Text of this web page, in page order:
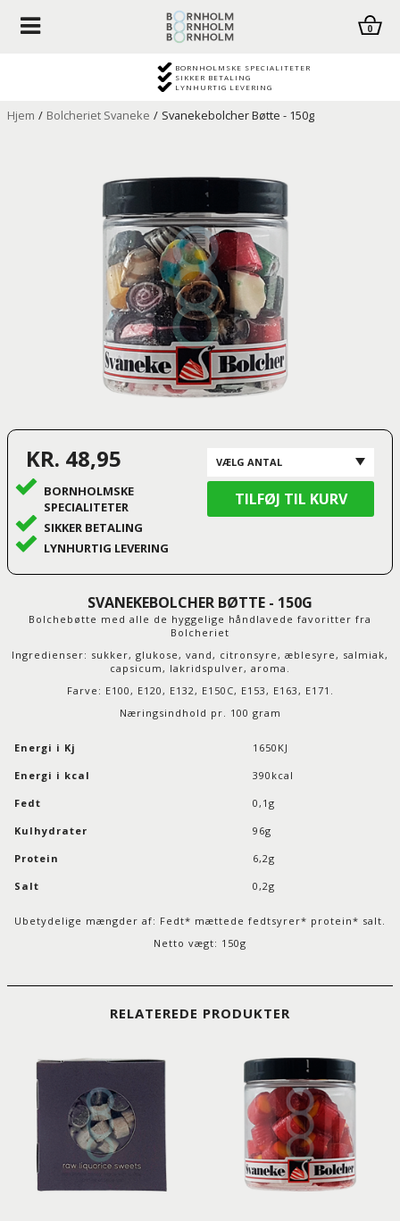
0
BORNHOLMSKE SPECIALITETER
SIKKER BETALING
LYNHURTIG LEVERING
Hjem / Bolcheriet Svaneke / Svanekebolcher Bøtte - 150g
KR. 48,95
BORNHOLMSKE
SPECIALITETER
SIKKER BETALING
LYNHURTIG LEVERING
SVANEKEBOLCHER BØTTE - 150G
Bolchebøtte med alle de hyggelige håndlavede favoritter fra
Bolcheriet
Ingredienser: sukker, glukose, vand, citronsyre, æblesyre, salmiak,
capsicum, lakridspulver, aroma.
Farve: E100, E120, E132, E150C, E153, E163, E171.
Næringsindhold pr. 100 gram
Energi i Kj 1650KJ
Energi i kcal 390kcal
Fedt 0,1g
Kulhydrater 96g
Protein 6,2g
Salt 0,2g
Ubetydelige mængder af: Fedt* mættede fedtsyrer* protein* salt.
Netto vægt: 150g
RELATEREDE PRODUKTER